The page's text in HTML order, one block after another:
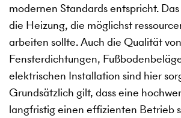
modernen Standards entspricht.
die Heizung, die möglichst
arbeiten sollte. Auch die Qualität
Fensterdichtungen,
elektrischen Installation sind hier
Grundsätzlich gilt, dass eine
langfristig einen effizienten Betrieb